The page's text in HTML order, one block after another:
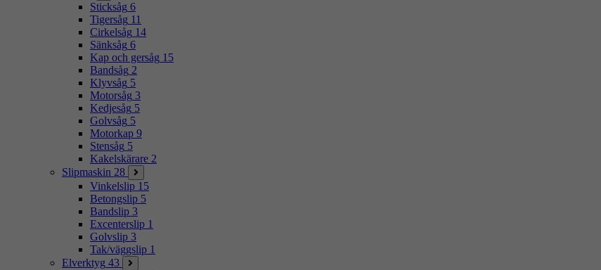
Sticksåg 6
Tigersåg 11
Cirkelsåg 14
Sänksåg 6
Kap och gersåg 15
Bandsåg 2
Klyvsåg 5
Motorsåg 3
Kedjesåg 5
Golvsåg 5
Motorkap 9
Stensåg 5
Kakelskärare 2
Slipmaskin 28
Vinkelslip 15
Betongslip 5
Bandslip 3
Excenterslip 1
Golvslip 3
Tak/väggslip 1
Elverktyg 43